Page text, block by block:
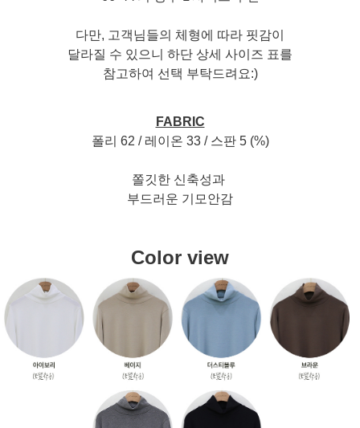
다만, 고객님들의 체형에 따라 핏감이
달라질 수 있으니 하단 상세 사이즈 표를
참고하여 선택 부탁드려요:)
FABRIC
폴리 62 / 레이온 33 / 스판 5 (%)
쫄깃한 신축성과
부드러운 기모안감
Color view